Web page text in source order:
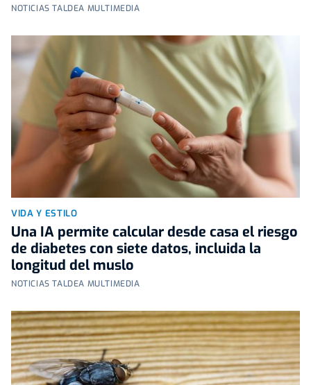
NOTICIAS TALDEA MULTIMEDIA
VIDA Y ESTILO
Una IA permite calcular desde casa el riesgo
de diabetes con siete datos, incluida la
longitud del muslo
NOTICIAS TALDEA MULTIMEDIA